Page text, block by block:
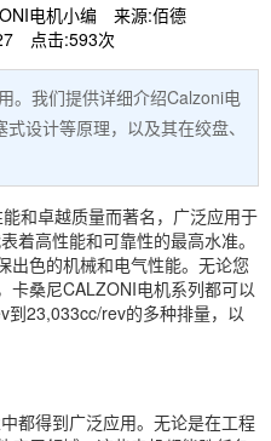
电机小编
来源:佰德
点击:593次
。我们提供详细介绍Calzoni电
设计等原理，以及其在绞盘、
和卓越质量而著名，广泛应用于
着高性能和可靠性的最高水准。
出色的机械和电气性能。无论您
卡桑尼CALZONI电机系列都可以
23,033cc/rev的多种排量，以
都得到广泛应用。无论是在工程